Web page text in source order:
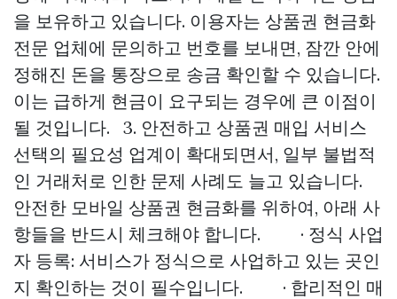
을 보유하고 있습니다. 이용자는 상품권 현금화
전문 업체에 문의하고 번호를 보내면, 잠깐 안에
정해진 돈을 통장으로 송금 확인할 수 있습니다.
이는 급하게 현금이 요구되는 경우에 큰 이점이
될 것입니다. 3. 안전하고 상품권 매입 서비스
선택의 필요성 업계이 확대되면서, 일부 불법적
인 거래처로 인한 문제 사례도 늘고 있습니다.
안전한 모바일 상품권 현금화를 위하여, 아래 사
항들을 반드시 체크해야 합니다. · 정식 사업
자 등록: 서비스가 정식으로 사업하고 있는 곳인
지 확인하는 것이 필수입니다. · 합리적인 매